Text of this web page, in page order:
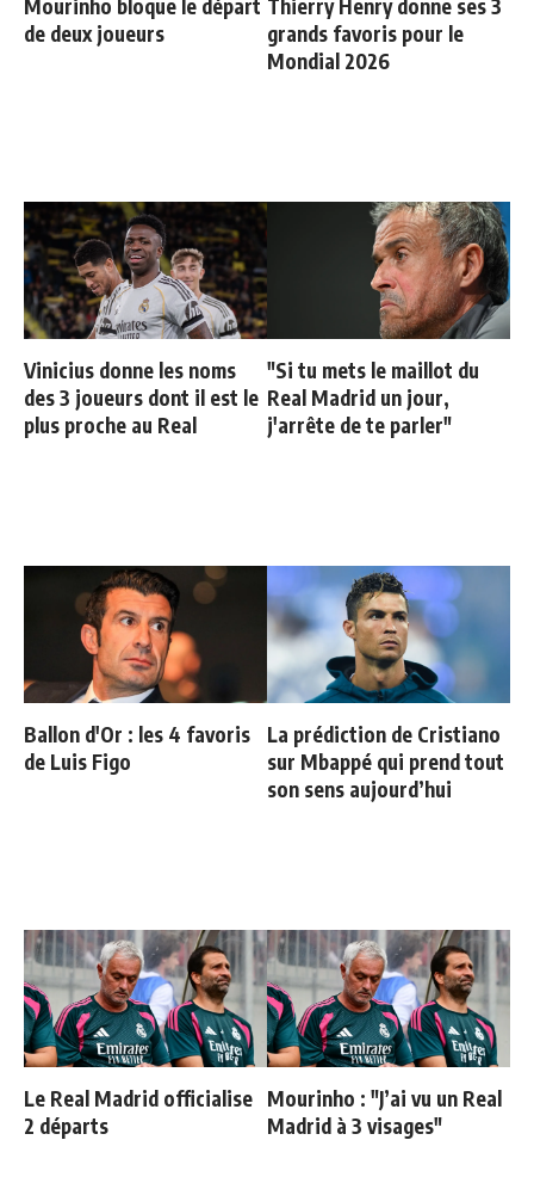
Mourinho bloque le départ
de deux joueurs
Thierry Henry donne ses 3
grands favoris pour le
Mondial 2026
Vinicius donne les noms
des 3 joueurs dont il est le
plus proche au Real
"Si tu mets le maillot du
Real Madrid un jour,
j'arrête de te parler"
Ballon d'Or : les 4 favoris
de Luis Figo
La prédiction de Cristiano
sur Mbappé qui prend tout
son sens aujourd’hui
Le Real Madrid officialise
2 départs
Mourinho : "J’ai vu un Real
Madrid à 3 visages"